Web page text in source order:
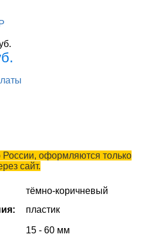
России, оформляются только
сайт.
тёмно-коричневый
пластик
15 - 60 мм